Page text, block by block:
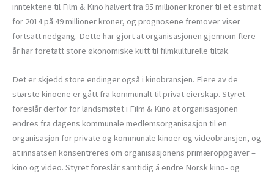
inntektene til Film & Kino halvert fra 95 millioner kroner til et estimat
for 2014 på 49 millioner kroner, og prognosene fremover viser
fortsatt nedgang. Dette har gjort at organisasjonen gjennom flere
år har foretatt store økonomiske kutt til filmkulturelle tiltak.
Det er skjedd store endinger også i kinobransjen. Flere av de
største kinoene er gått fra kommunalt til privat eierskap. Styret
foreslår derfor for landsmøtet i Film & Kino at organisasjonen
endres fra dagens kommunale medlemsorganisasjon til en
organisasjon for private og kommunale kinoer og videobransjen, og
at innsatsen konsentreres om organisasjonens primæroppgaver –
kino og video. Styret foreslår samtidig å endre Norsk kino- og